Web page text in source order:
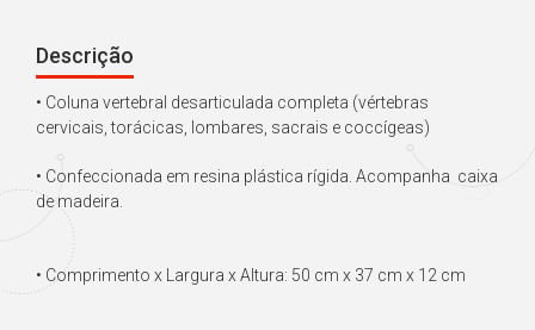
Descrição
• Coluna vertebral desarticulada completa (vértebras
cervicais, torácicas, lombares, sacrais e coccígeas)
• Confeccionada em resina plástica rígida. Acompanha caixa
de madeira.
• Comprimento x Largura x Altura: 50 cm x 37 cm x 12 cm